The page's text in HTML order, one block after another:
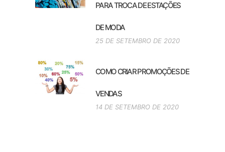
PARA TROCA DE ESTAÇÕES
DE MODA
25 DE SETEMBRO DE 2020
COMO CRIAR PROMOÇÕES DE
VENDAS
14 DE SETEMBRO DE 2020